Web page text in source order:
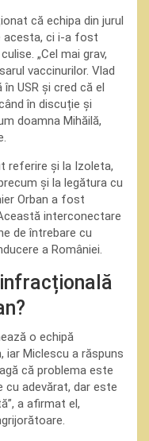
că echipa din jurul
acesta, ci i-a fost
„Cel mai grav,
vaccinurilor. Vlad
USR și cred că el
în discuție și
doamna Mihăilă,
referire și la Izoleta,
și la legătura cu
Orban a fost
interconectare
de întrebare cu
a României.
o echipă
iar Miclescu a răspuns
că problema este
cu adevărat, dar este
a afirmat el,